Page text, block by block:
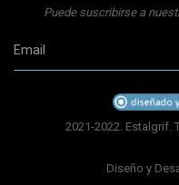
Puede suscribirse a
2021-2022. Estalgrif.
Diseño y